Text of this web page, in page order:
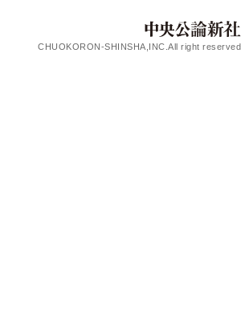
CHUOKORON-SHINSHA,INC.All right reserved